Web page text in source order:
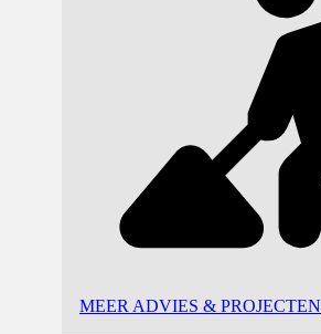
MEER ADVIES & PROJECTEN